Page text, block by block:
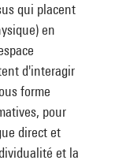
qui placent
en
d'interagir
forme
pour
direct et
et la